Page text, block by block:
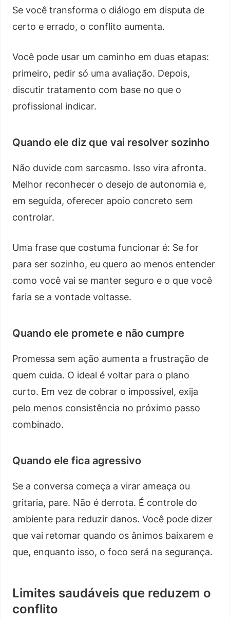
Se você transforma o diálogo em disputa de
certo e errado, o conflito aumenta.
Você pode usar um caminho em duas etapas:
primeiro, pedir só uma avaliação. Depois,
discutir tratamento com base no que o
profissional indicar.
Quando ele diz que vai resolver sozinho
Não duvide com sarcasmo. Isso vira afronta.
Melhor reconhecer o desejo de autonomia e,
em seguida, oferecer apoio concreto sem
controlar.
Uma frase que costuma funcionar é: Se for
para ser sozinho, eu quero ao menos entender
como você vai se manter seguro e o que você
faria se a vontade voltasse.
Quando ele promete e não cumpre
Promessa sem ação aumenta a frustração de
quem cuida. O ideal é voltar para o plano
curto. Em vez de cobrar o impossível, exija
pelo menos consistência no próximo passo
combinado.
Quando ele fica agressivo
Se a conversa começa a virar ameaça ou
gritaria, pare. Não é derrota. É controle do
ambiente para reduzir danos. Você pode dizer
que vai retomar quando os ânimos baixarem e
que, enquanto isso, o foco será na segurança.
Limites saudáveis que reduzem o
conflito